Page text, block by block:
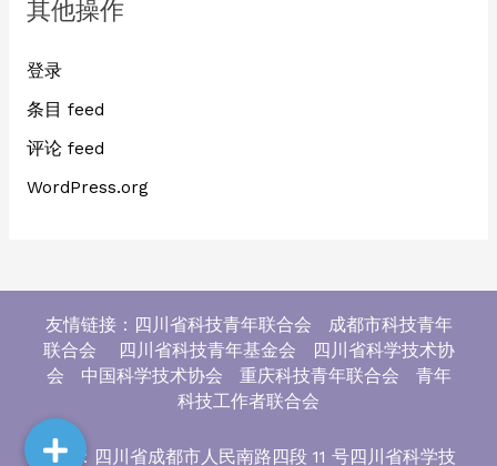
其他操作
登录
条目 feed
评论 feed
WordPress.org
友情链接：四川省科技青年联合会 成都市科技青年
联合会 四川省科技青年基金会 四川省科学技术协
会 中国科学技术协会 重庆科技青年联合会 青年
科技工作者联合会
地址：四川省成都市人民南路四段 11 号四川省科学技